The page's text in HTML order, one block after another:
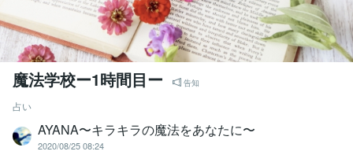
魔法学校ー1時間目ー 告知
占い
AYANA〜キラキラの魔法をあなたに〜
2020/08/25 08:24